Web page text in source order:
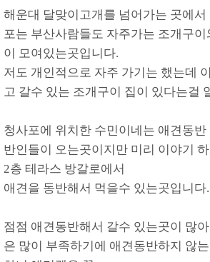
해운대 달맞이고개를 넘어가는 곳에
포는 부산사람들도 자주가는 조개구
이 모여있는곳입니다.
저도 개인적으로 자주 가기는 했는데
고 갈수 있는 조개구이 집이 있다는걸
청사포에 위치한 수민이네는 애견동반
반인들이 오는곳이지만 미리 이야기
2층 테라스 방갈로에서
애견을 동반해서 먹을수 있는곳입니다.
점점 애견동반해서 갈수 있는곳이 많
은 많이 부족하기에 애견동반하지 않